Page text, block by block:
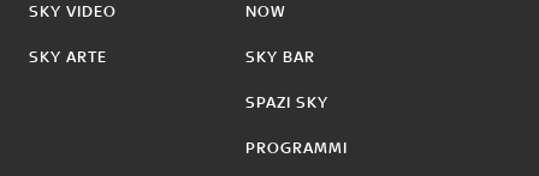
SKY VIDEO
SKY ARTE
NOW
SKY BAR
SPAZI SKY
PROGRAMMI